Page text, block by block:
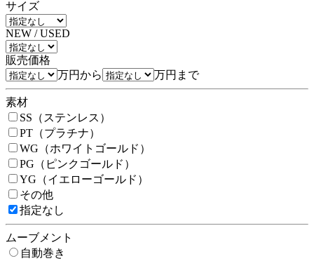
サイズ
NEW / USED
販売価格
万円から
万円まで
素材
SS（ステンレス）
PT（プラチナ）
WG（ホワイトゴールド）
PG（ピンクゴールド）
YG（イエローゴールド）
その他
指定なし
ムーブメント
自動巻き